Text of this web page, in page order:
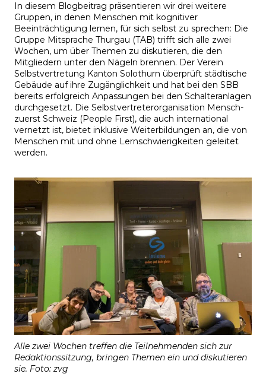
In diesem Blogbeitrag präsentieren wir drei weitere
Gruppen, in denen Menschen mit kognitiver
Beeinträchtigung lernen, für sich selbst zu sprechen: Die
Gruppe Mitsprache Thurgau (TAB) trifft sich alle zwei
Wochen, um über Themen zu diskutieren, die den
Mitgliedern unter den Nägeln brennen. Der Verein
Selbstvertretung Kanton Solothurn überprüft städtische
Gebäude auf ihre Zugänglichkeit und hat bei den SBB
bereits erfolgreich Anpassungen bei den Schalteranlagen
durchgesetzt. Die Selbstvertreterorganisation Mensch-
zuerst Schweiz (People First), die auch international
vernetzt ist, bietet inklusive Weiterbildungen an, die von
Menschen mit und ohne Lernschwierigkeiten geleitet
werden.
Alle zwei Wochen treffen die Teilnehmenden sich zur
Redaktionssitzung, bringen Themen ein und diskutieren
sie. Foto: zvg